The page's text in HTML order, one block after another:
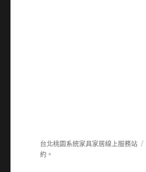
台北桃園系統家具家居線上服務站
約。